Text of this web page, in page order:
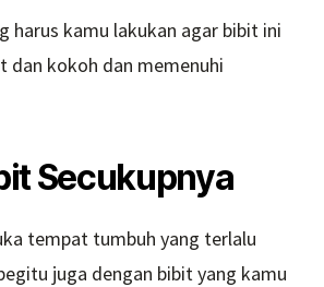
harus kamu lakukan agar bibit ini
dan kokoh dan memenuhi
Secukupnya
tempat tumbuh yang terlalu
juga dengan bibit yang kamu